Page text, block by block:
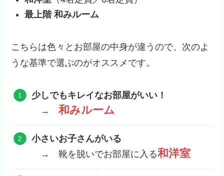
最上階 和みルーム
こちらは色々とお部屋の中身が違うので、次のよ
うな基準で選ぶのがオススメです。
少しでもキレイなお部屋がいい！
→ 和みルーム
小さいお子さんがいる
→ 靴を脱いでお部屋に入る和洋室